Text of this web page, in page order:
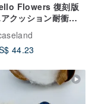
Flowers 復刻版
クッション耐衝撃
マホケース
44.23